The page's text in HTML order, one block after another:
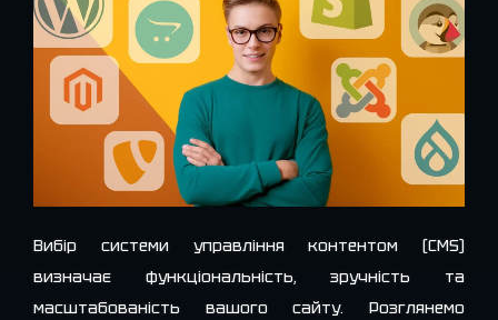
Вибір системи управління контентом (CMS)
визначає функціональність, зручність та
масштабованість вашого сайту. Розглянемо